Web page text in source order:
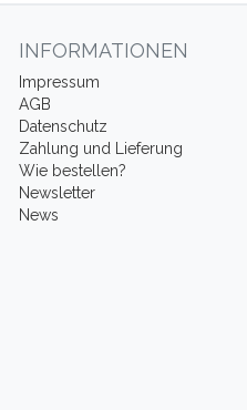
INFORMATIONEN
Impressum
AGB
Datenschutz
Zahlung und Lieferung
Wie bestellen?
Newsletter
News